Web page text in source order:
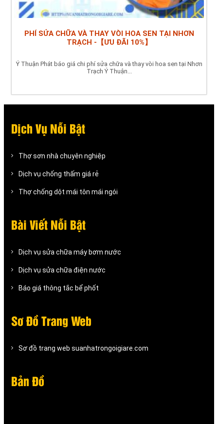
PHÍ SỬA CHỮA VÀ THAY VÒI HOA SEN TẠI NHƠN
TRẠCH -【ƯU ĐÃI 10%】
Ý Thuận Phát báo giá chi phí sửa chữa và thay vòi hoa sen tại Nhơn
Trạch Ý Thuận...
Dịch Vụ Nỗi Bật
Thợ sơn nhà chuyên nghiệp
Dịch vụ chống thấm giá rẻ
Thợ chống dột mái tôn mái ngói
Bài Viết Nỗi Bật
Dịch vụ sửa chữa máy bơm nước
Dịch vụ sửa chữa điện nước
Báo giá thông tắc bể phốt
Sơ Đồ Trang Web
Sơ đồ trang web suanhatrongoigiare.com
Bản Đồ